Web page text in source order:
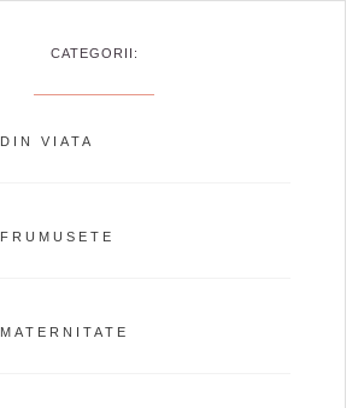
CATEGORII:
DIN VIATA
FRUMUSETE
MATERNITATE